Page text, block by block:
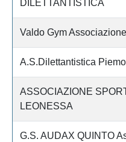
DILETTANTISTICA
Valdo Gym
A.S.Dilettantistica
ASSOCIAZIONE
LEONESSA
G.S. AUDAX QUINTO